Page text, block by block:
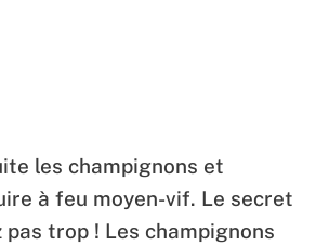
les champignons et
à feu moyen-vif. Le secret
pas trop ! Les champignons